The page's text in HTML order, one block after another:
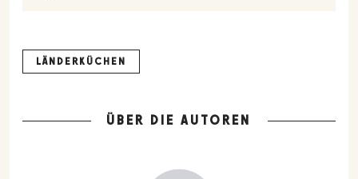
LÄNDERKÜCHEN
ÜBER DIE AUTOREN